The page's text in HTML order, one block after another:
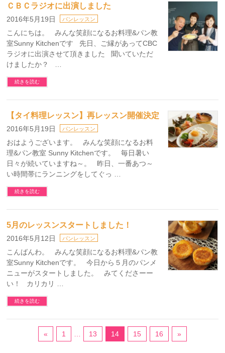
ＣＢＣラジオに出演しました
2016年5月19日 パンレッスン
こんにちは。 みんな笑顔になるお料理&パン教
室Sunny Kitchenです 先日、ご縁があってCBC
ラジオに出演させて頂きました 聞いていただ
けましたか？ …
続きを読む
【タイ料理レッスン】再レッスン開催決定
2016年5月19日 パンレッスン
おはようございます。 みんな笑顔になるお料
理&パン教室 Sunny Kitchenです。 毎日暑い
日々が続いていますね～。 昨日、一番あつ～
い時間帯にランニングをしてぐっ …
続きを読む
5月のレッスンスタートしました！
2016年5月12日 パンレッスン
こんばんわ。 みんな笑顔になるお料理&パン教
室Sunny Kitchenです。 今日から５月のパンメ
ニューがスタートしました。 みてくださーー
い！ カリカリ …
続きを読む
« 1 13 14 15 16 »